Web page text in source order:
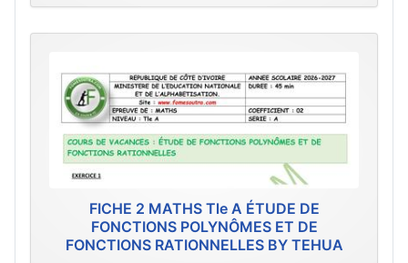
FICHE 2 MATHS Tle A ÉTUDE DE
FONCTIONS POLYNÔMES ET DE
FONCTIONS RATIONNELLES BY TEHUA